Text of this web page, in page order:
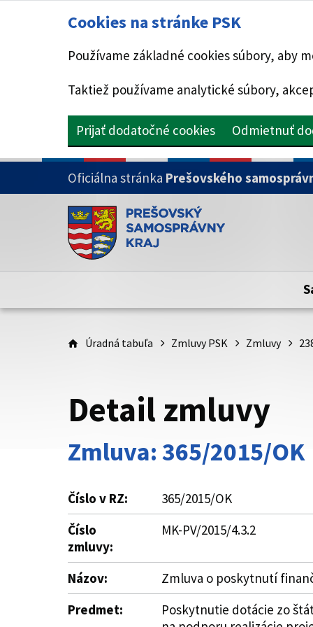
Cookies na stránke PSK
Používame základné cookies súbory, aby
Taktiež používame analytické súbory,
Prijať dodatočné cookies Odmietnuť
PRESKOČIŤ NA HLAVNÝ OBSAH
Oficiálna stránka Prešovského
Doména psk.sk je oficiálna
Toto je oficiálna webová stránka
Úradná tabuľa Zmluvy PSK Zmluvy
Detail zmluvy
Zmluva: 365/2015/OK
Číslo v RZ:
365/2015/OK
Číslo
zmluvy:
MK-PV/2015/4.3.2
Názov:
Zmluva o poskytnutí
Predmet:
Poskytnutie dotácie zo